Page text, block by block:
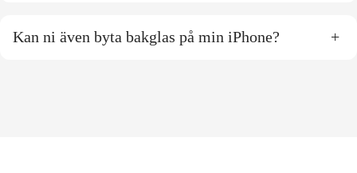
Kan ni även byta bakglas på min iPhone? +